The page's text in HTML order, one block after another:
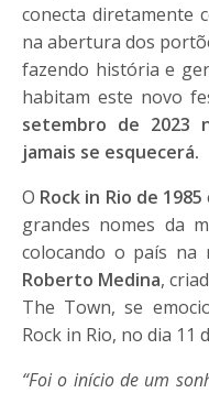
conecta diretamente
na abertura dos
fazendo história e
habitam este novo
setembro de 2023
jamais se esquecerá.
O Rock in Rio de 1985
grandes nomes da
colocando o país na
Roberto Medina,
The Town, se
Rock in Rio, no dia 11
“Foi o início de um